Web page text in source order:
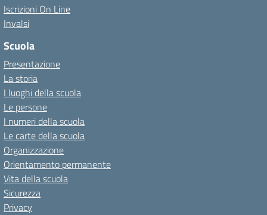
Iscrizioni On Line
Invalsi
Scuola
Presentazione
La storia
I luoghi della scuola
Le persone
I numeri della scuola
Le carte della scuola
Organizzazione
Orientamento permanente
Vita della scuola
Sicurezza
Privacy